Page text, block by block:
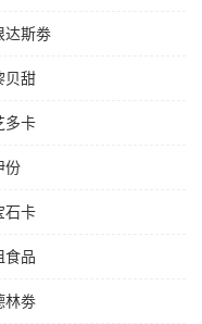
达斯劵
贝甜
多卡
份
石卡
食品
林劵